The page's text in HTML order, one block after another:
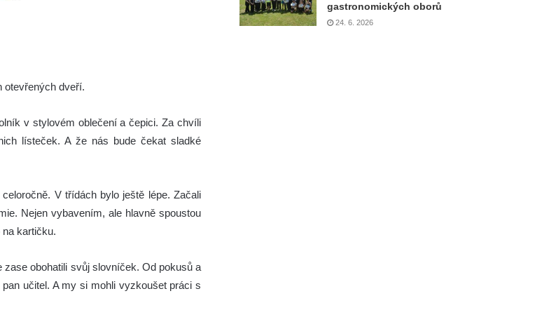
otevřených dveří.
v stylovém oblečení a čepici. Za chvíli
lísteček. A že nás bude čekat sladké
V třídách bylo ještě lépe. Začali
Nejen vybavením, ale hlavně spoustou
kartičku.
zase obohatili svůj slovníček. Od pokusů a
učitel. A my si mohli vyzkoušet práci s
gastronomických oborů
24. 6. 2026